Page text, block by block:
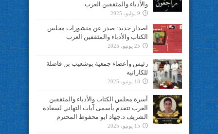
والأدباء والمثقفين العرب
9 يوليو، 2025
اصدار جديد: صدر عن منشورات مجلس
الكتاب والأدباء والمثقفين العرب
25 يونيو، 2025
رئيس وأعضاء جمعية بوشعيب بن فاضلة
للكاراتيه
18 يونيو، 2025
أسرة مجلس الكتاب والأدباء والمثقفين
العرب تتقدم بأسمى آيات التهاني لسعادة
الشريف د.جهاد ابو محفوظ المحترم
15 يونيو، 2025